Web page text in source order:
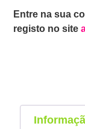
Entre na sua
registo no site